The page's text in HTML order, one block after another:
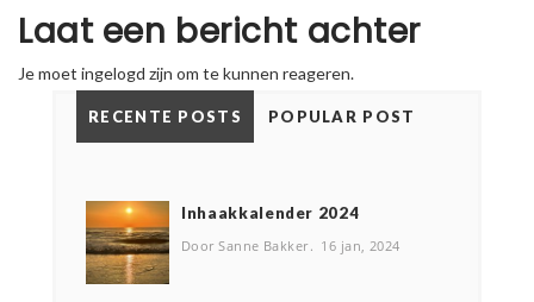
Laat een bericht achter
Je moet ingelogd zijn om te kunnen reageren.
RECENTE POSTS POPULAR POST
Inhaakkalender 2024
Door Sanne Bakker 16 jan, 2024